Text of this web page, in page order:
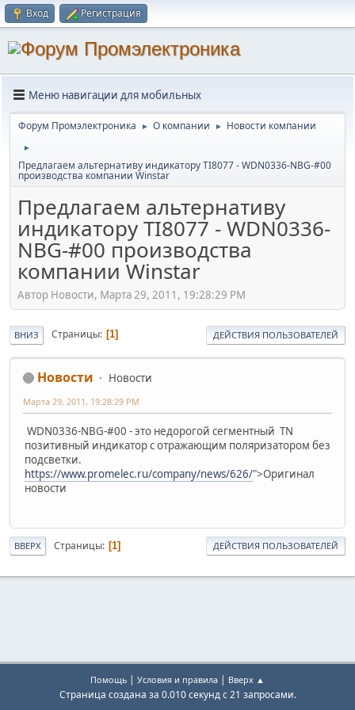
Вход Регистрация
Меню навигации для мобильных
Форум Промэлектроника ► О компании ► Новости компании
►
Предлагаем альтернативу индикатору TI8077 - WDN0336-NBG-#00
производства компании Winstar
Предлагаем альтернативу
индикатору TI8077 - WDN0336-
NBG-#00 производства
компании Winstar
Автор Новости, Марта 29, 2011, 19:28:29 PM
ВНИЗ Страницы 1 ДЕЙСТВИЯ ПОЛЬЗОВАТЕЛЕЙ
Новости Новости
Марта 29, 2011, 19:28:29 PM
WDN0336-NBG-#00 - это недорогой сегментный TN
позитивный индикатор с отражающим поляризатором без
подсветки.
https://www.promelec.ru/company/news/626/">Оригинал
новости
ВВЕРХ Страницы 1 ДЕЙСТВИЯ ПОЛЬЗОВАТЕЛЕЙ
Помощь | Условия и правила | Вверх ▲
Страница создана за 0.010 секунд с 21 запросами.